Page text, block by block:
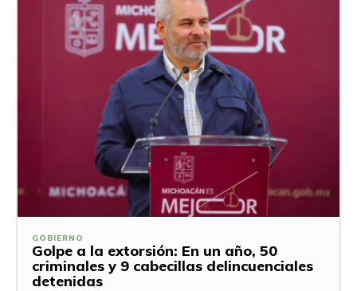
GOBIERNO
Golpe a la extorsión: En un año, 50
criminales y 9 cabecillas delincuenciales
detenidas